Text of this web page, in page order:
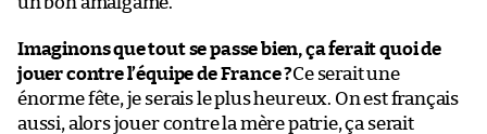
Imaginons que tout se passe bien, ça ferait quoi de
jouer contre l’équipe de France ?Ce serait une
énorme fête, je serais le plus heureux. On est français
aussi, alors jouer contre la mère patrie, ça serait